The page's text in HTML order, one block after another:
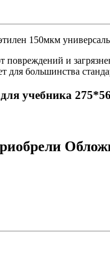
150мкм
повреждений и
большинства
учебника